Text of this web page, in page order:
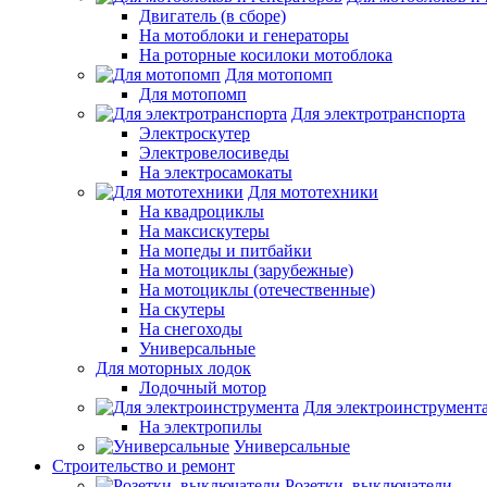
Двигатель (в сборе)
На мотоблоки и генераторы
На роторные косилоки мотоблока
Для мотопомп
Для мотопомп
Для электротранспорта
Электроскутер
Электровелосиведы
На электросамокаты
Для мототехники
На квадроциклы
На максискутеры
На мопеды и питбайки
На мотоциклы (зарубежные)
На мотоциклы (отечественные)
На скутеры
На снегоходы
Универсальные
Для моторных лодок
Лодочный мотор
Для
На электропилы
Универсальные
Строительство и ремонт